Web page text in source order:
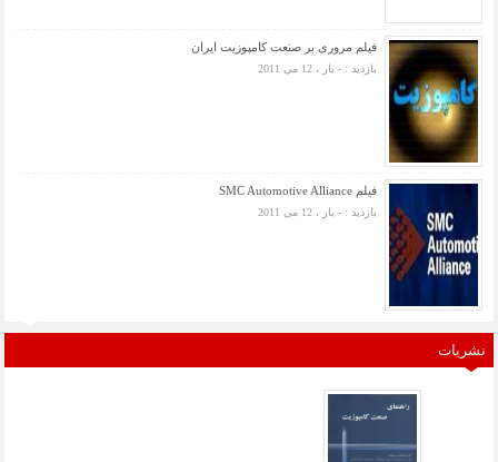
نشریات
فیلم مروری بر صنعت کامپوزیت ایران
بازدید : - بار ، 12 می 2011
فیلم SMC Automotive Alliance
بازدید : - بار ، 12 می 2011